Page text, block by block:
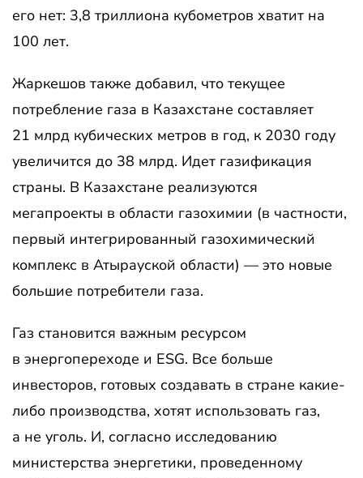
его нет: 3,8 триллиона кубометров хватит на
100 лет.
Жаркешов также добавил, что текущее
потребление газа в Казахстане составляет
21 млрд кубических метров в год, к 2030 году
увеличится до 38 млрд. Идет газификация
страны. В Казахстане реализуются
мегапроекты в области газохимии (в частности,
первый интегрированный газохимический
комплекс в Атырауской области) — это новые
большие потребители газа.
Газ становится важным ресурсом
в энергопереходе и ESG. Все больше
инвесторов, готовых создавать в стране какие-
либо производства, хотят использовать газ,
а не уголь. И, согласно исследованию
министерства энергетики, проведенному